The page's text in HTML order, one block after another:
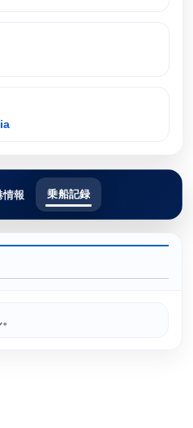
情報 乗船記録